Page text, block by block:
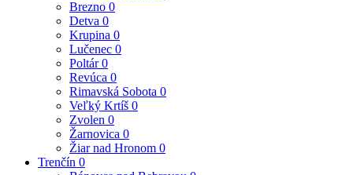
Brezno 0
Detva 0
Krupina 0
Lučenec 0
Poltár0
Revúca 0
Rimavská Sobota 0
Veľký Krtíš 0
Zvolen 0
Žarnovica 0
Žiar nad Hronom 0
Trenčín 0